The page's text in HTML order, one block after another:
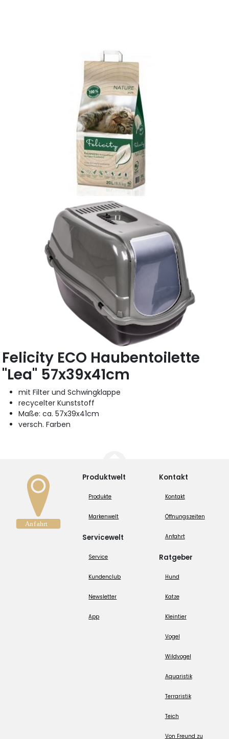
Felicity ECO Haubentoilette
"Lea" 57x39x41cm
mit Filter und Schwingklappe
recycelter Kunststoff
Maße: ca. 57x39x41cm
versch. Farben
Produktwelt
Produkte
Markenwelt
Servicewelt
Service
Kundenclub
Newsletter
App
Kontakt
Kontakt
Öffnungszeiten
Anfahrt
Ratgeber
Hund
Katze
Kleintier
Vogel
Wildvogel
Aquaristik
Terraristik
Teich
Von Freund zu